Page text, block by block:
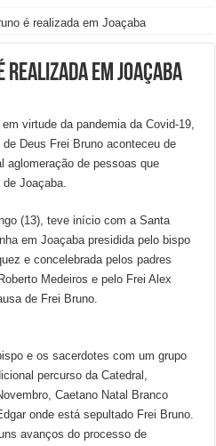
é realizada em Joaçaba
realizada em Joaçaba
virtude da pandemia da Covid-19,
Deus Frei Bruno aconteceu de
aglomeração de pessoas que
de Joaçaba.
(13), teve início com a Santa
em Joaçaba presidida pelo bispo
e concelebrada pelos padres
Medeiros e pelo Frei Alex
de Frei Bruno.
e os sacerdotes com um grupo
percurso da Catedral,
Caetano Natal Branco
onde está sepultado Frei Bruno.
avanços do processo de